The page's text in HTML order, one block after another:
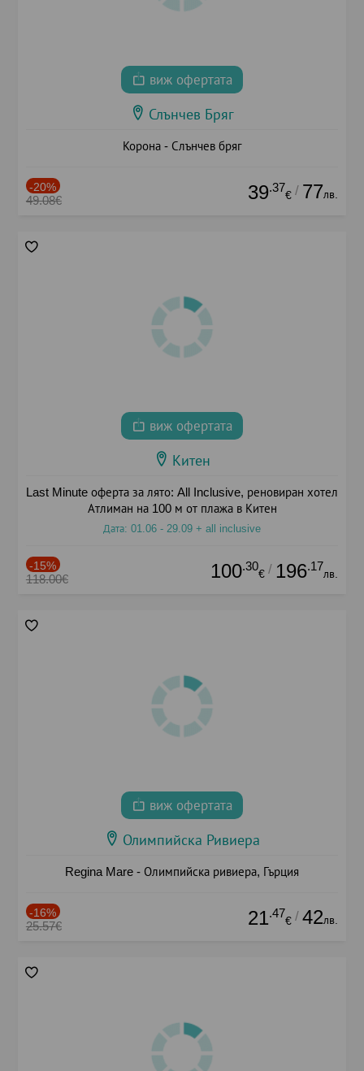
виж офертата
Слънчев Бряг
Корона - Слънчев бряг
-20%
49.08€ 39.37
€ / 77лв.
виж офертата
Китен
Last Minute оферта за лято: All Inclusive, реновиран хотел
Атлиман на 100 м от плажа в Китен
Дата: 01.06 - 29.09 + all inclusive
-15%
118.00€ 100.30
€ / 196.17
лв.
виж офертата
Олимпийска Ривиера
Regina Mare - Олимпийска ривиера, Гърция
-16%
25.57€ 21.47
€ / 42лв.